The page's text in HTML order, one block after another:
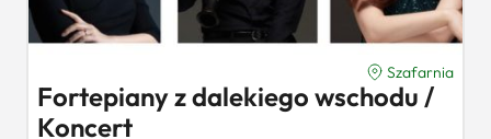
Szafarnia
Fortepiany z dalekiego wschodu /
Koncert